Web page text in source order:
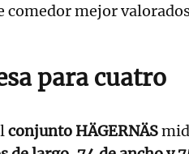
comedor mejor
para cuatro
conjunto HÄGERNÄS